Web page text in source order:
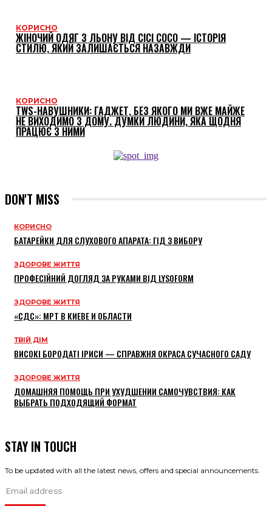
КОРИСНО
ЖІНОЧИЙ ОДЯГ З ЛЬОНУ ВІД CICI COCO — ІСТОРІЯ
СТИЛЮ, ЯКИЙ ЗАЛИШАЄТЬСЯ НАЗАВЖДИ
КОРИСНО
TWS-НАВУШНИКИ: ГАДЖЕТ, БЕЗ ЯКОГО МИ ВЖЕ МАЙЖЕ
НЕ ВИХОДИМО З ДОМУ. ДУМКИ ЛЮДИНИ, ЯКА ЩОДНЯ
ПРАЦЮЄ З НИМИ
DON'T MISS
КОРИСНО
БАТАРЕЙКИ ДЛЯ СЛУХОВОГО АПАРАТА: ГІД З ВИБОРУ
ЗДОРОВЕ ЖИТТЯ
ПРОФЕСІЙНИЙ ДОГЛЯД ЗА РУКАМИ ВІД LYSOFORM
ЗДОРОВЕ ЖИТТЯ
«СДС»: МРТ В КИЕВЕ И ОБЛАСТИ
ТВІЙ ДІМ
ВИСОКІ БОРОДАТІ ІРИСИ — СПРАВЖНЯ ОКРАСА СУЧАСНОГО САДУ
ЗДОРОВЕ ЖИТТЯ
ДОМАШНЯЯ ПОМОЩЬ ПРИ УХУДШЕНИИ САМОЧУВСТВИЯ: КАК
ВЫБРАТЬ ПОДХОДЯЩИЙ ФОРМАТ
STAY IN TOUCH
To be updated with all the latest news, offers and special announcements.